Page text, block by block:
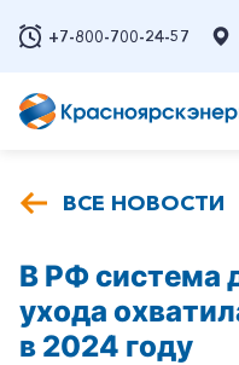
+7-800-700-24-57
ВСЕ НОВОСТИ
В РФ система
ухода
в 2024 году